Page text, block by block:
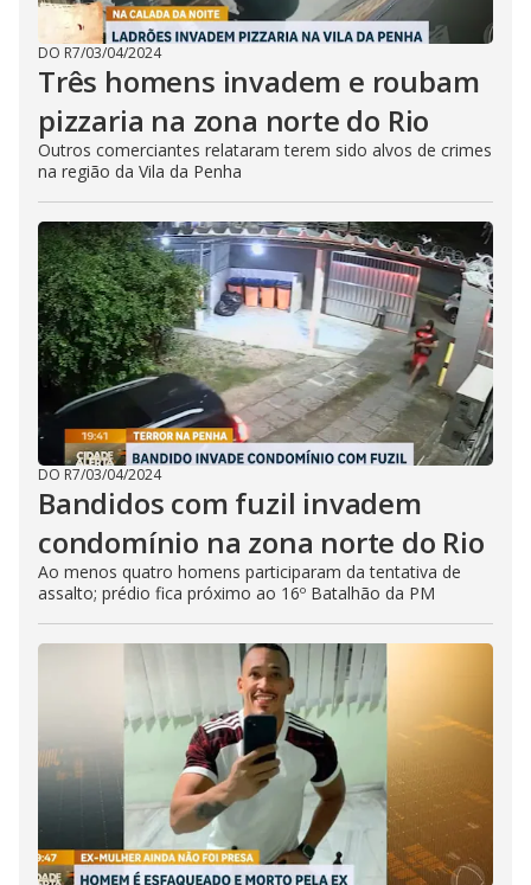
DO R7/03/04/2024
Três homens invadem e roubam
pizzaria na zona norte do Rio
Outros comerciantes relataram terem sido alvos de crimes
na região da Vila da Penha
DO R7/03/04/2024
Bandidos com fuzil invadem
condomínio na zona norte do Rio
Ao menos quatro homens participaram da tentativa de
assalto; prédio fica próximo ao 16º Batalhão da PM